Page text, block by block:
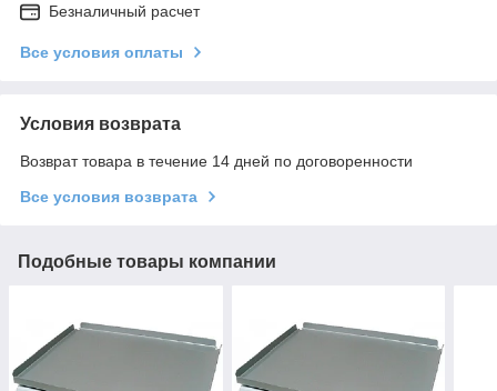
Безналичный расчет
Все условия оплаты
Условия возврата
Возврат товара в течение 14 дней по договоренности
Все условия возврата
Подобные товары компании